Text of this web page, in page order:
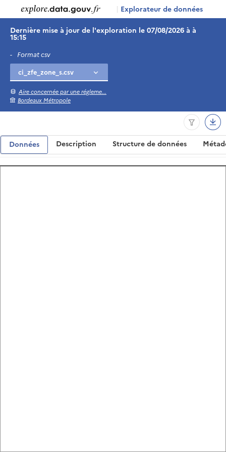
| Explorateur de données
Dernière mise à jour de l'exploration le 07/08/2026 à à
15:15
- Format csv
Aire concernée par une régleme...
Bordeaux Métropole
Données Description Structure de données